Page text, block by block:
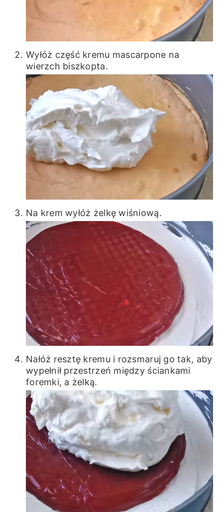
Wyłóż część kremu mascarpone na
wierzch biszkopta.
Na krem wyłóż żelkę wiśniową.
Nałóż resztę kremu i rozsmaruj go tak, aby
wypełnił przestrzeń między ściankami
foremki, a żelką.